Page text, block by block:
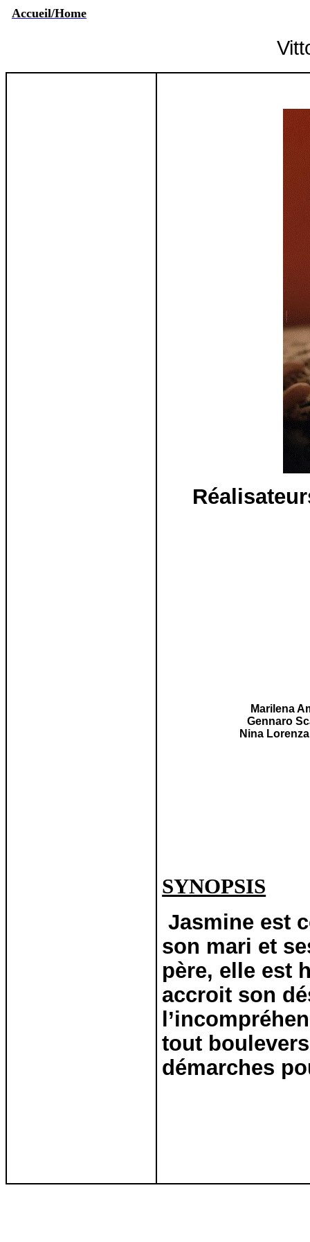
Accueil/Home
Marilena
Gennaro
Nina
SYNOPSIS
Jasmine est
son mari et
père, elle est
accroit son
tout
démarches